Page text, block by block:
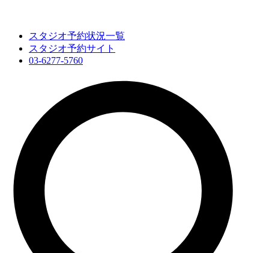
スタジオ予約状況一覧
スタジオ予約サイト
03-6277-5760